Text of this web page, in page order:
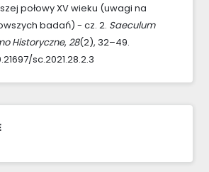
połowy XV wieku (uwagi na
badań) - cz. 2. Saeculum
Historyczne, 28(2), 32–49.
sc.2021.28.2.3